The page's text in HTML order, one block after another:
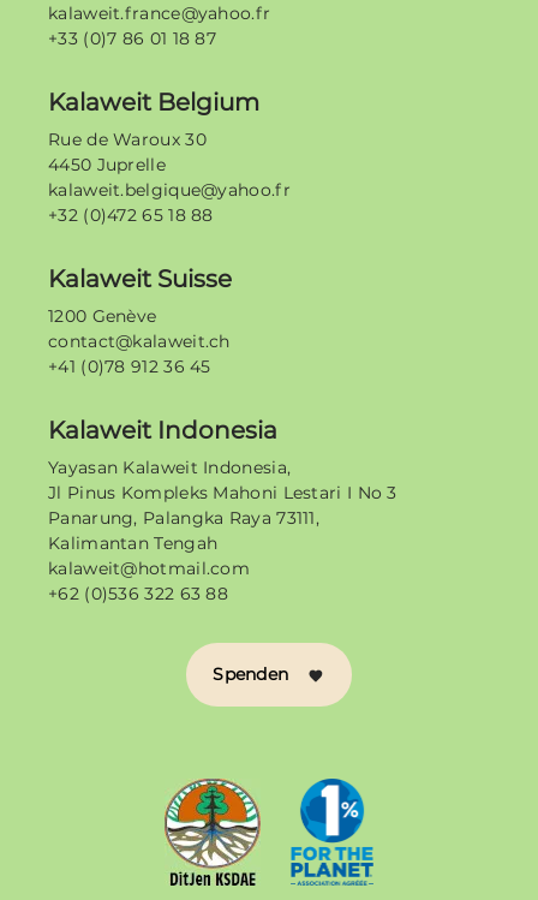
kalaweit.france@yahoo.fr
+33 (0)7 86 01 18 87
Kalaweit Belgium
Rue de Waroux 30
4450 Juprelle
kalaweit.belgique@yahoo.fr
+32 (0)472 65 18 88
Kalaweit Suisse
1200 Genève
contact@kalaweit.ch
+41 (0)78 912 36 45
Kalaweit Indonesia
Yayasan Kalaweit Indonesia,
Jl Pinus Kompleks Mahoni Lestari I No 3
Panarung, Palangka Raya 73111,
Kalimantan Tengah
kalaweit@hotmail.com
+62 (0)536 322 63 88
Spenden